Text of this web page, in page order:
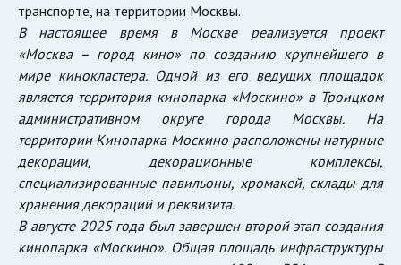
транспорте, на территории Москвы.
В настоящее время в Москве реализуется проект
«Москва – город кино» по созданию крупнейшего в
мире кинокластера. Одной из его ведущих площадок
является территория кинопарка «Москино» в Троицком
административном округе города Москвы. На
территории Кинопарка Москино расположены натурные
декорации, декорационные комплексы,
специализированные павильоны, хромакей, склады для
хранения декораций и реквизита.
В августе 2025 года был завершен второй этап создания
кинопарка «Москино». Общая площадь инфраструктуры